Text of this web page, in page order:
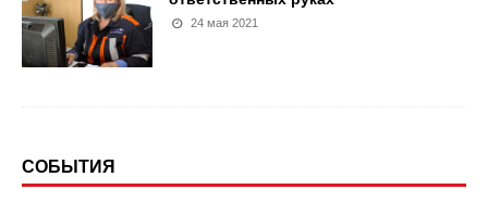
24 мая 2021
СОБЫТИЯ